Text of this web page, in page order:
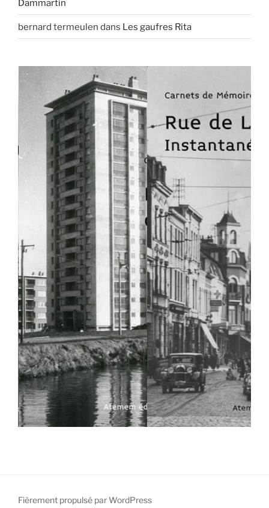
Dammartin
bernard termeulen dans Les gaufres Rita
Fièrement propulsé par WordPress